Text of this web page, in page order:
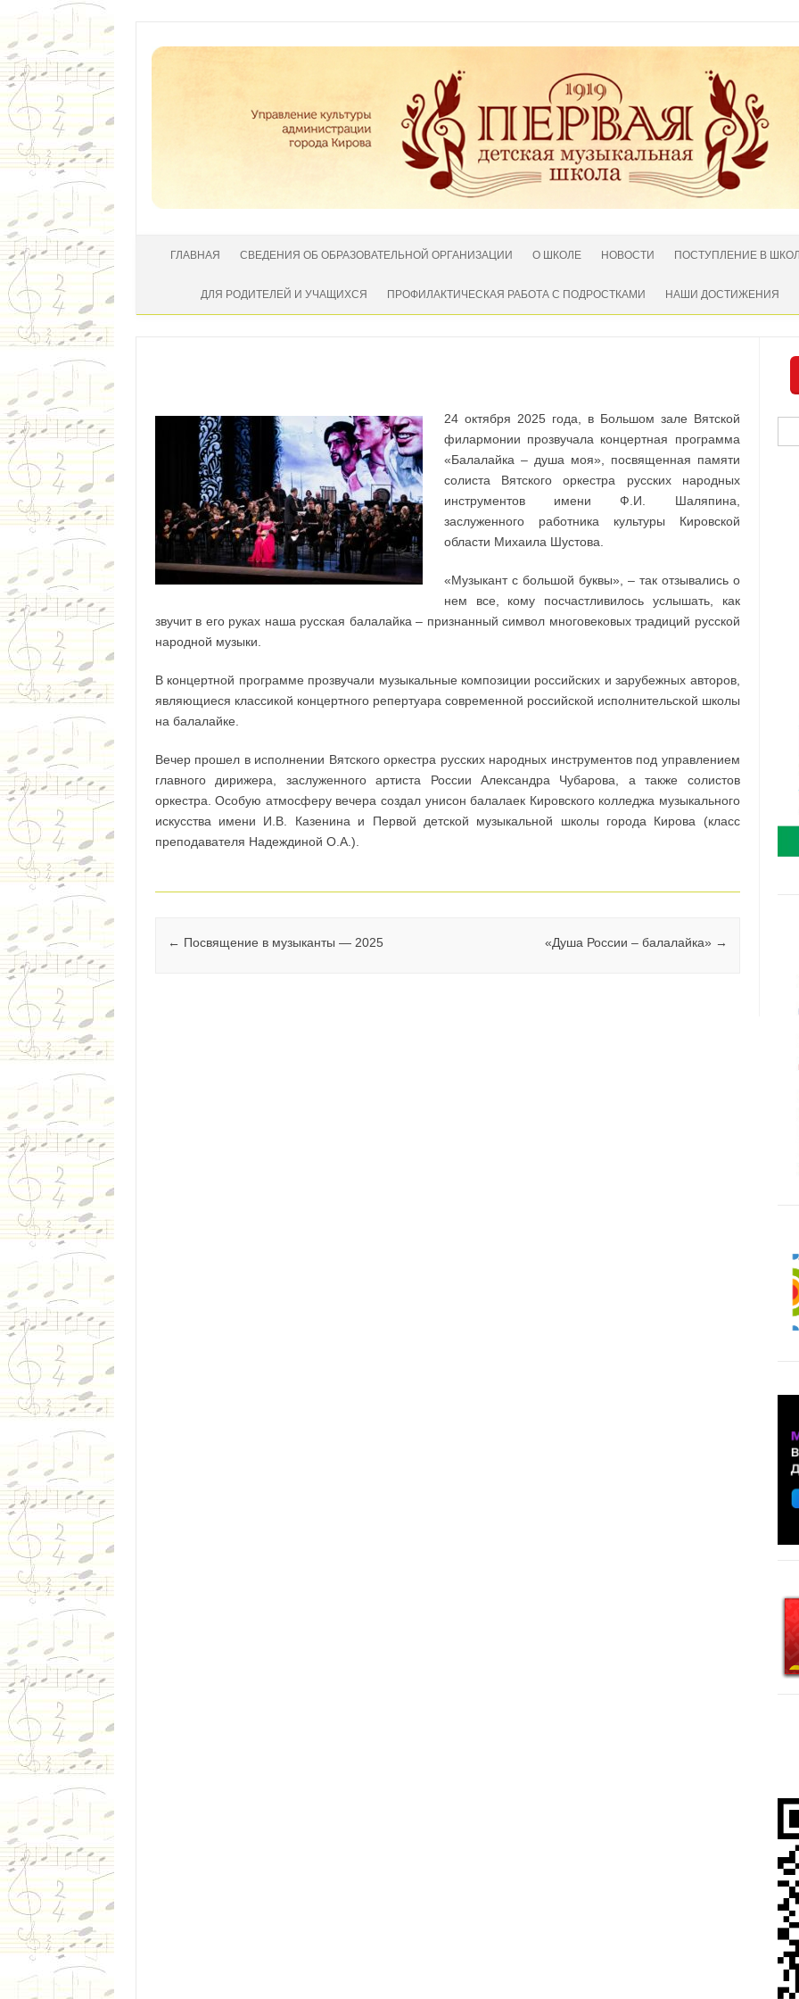
ГЛАВНАЯ СВЕДЕНИЯ ОБ ОБРАЗОВАТЕЛЬНОЙ ОРГАНИЗАЦИИ О ШКОЛЕ НОВОСТИ ПОСТУПЛЕНИЕ В
ДЛЯ РОДИТЕЛЕЙ И УЧАЩИХСЯ ПРОФИЛАКТИЧЕСКАЯ РАБОТА С ПОДРОСТКАМИ НАШИ ДОСТИЖЕНИЯ
24 октября 2025 года, в Большом зале Вятской
филармонии прозвучала концертная программа
«Балалайка – душа моя», посвященная памяти
солиста Вятского оркестра русских народных
инструментов имени Ф.И. Шаляпина,
заслуженного работника культуры Кировской
области Михаила Шустова.
«Музыкант с большой буквы», – так отзывались о
нем все, кому посчастливилось услышать, как
звучит в его руках наша русская балалайка – признанный символ многовековых традиций русской
народной музыки.
В концертной программе прозвучали музыкальные композиции российских и зарубежных авторов,
являющиеся классикой концертного репертуара современной российской исполнительской школы
на балалайке.
Вечер прошел в исполнении Вятского оркестра русских народных инструментов под управлением
главного дирижера, заслуженного артиста России Александра Чубарова, а также солистов
оркестра. Особую атмосферу вечера создал унисон балалаек Кировского колледжа музыкального
искусства имени И.В. Казенина и Первой детской музыкальной школы города Кирова (класс
преподавателя Надеждиной О.А.).
Навигация по записям
← Посвящение в музыканты — 2025 «Душа России – балалайка» →